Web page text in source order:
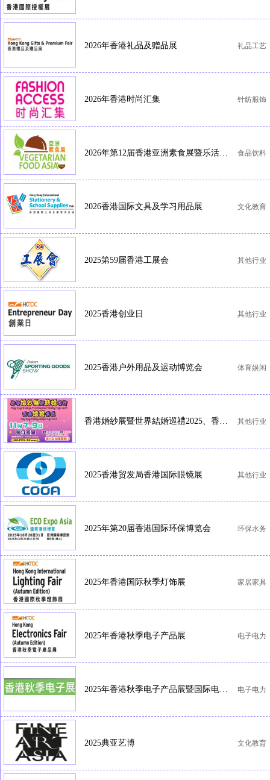
2026年香港礼品及赠品展 礼品工艺
2026年香港时尚汇集 针纺服饰
2026年第12届香港亚洲素食展暨乐活博览 食品饮料
2026香港国际文具及学习用品展 文化教育
2025第59届香港工展会 其他行业
2025香港创业日 其他行业
2025香港户外用品及运动博览会 体育娱闲
香港婚紗展暨世界結婚巡禮2025、香港婚宴展暨結婚用品博覽2025 其他行业
2025香港贸发局香港国际眼镜展 其他行业
2025年第20届香港国际环保博览会 环保水务
2025年香港国际秋季灯饰展 家居家具
2025年香港秋季电子产品展 电子电力
2025年香港秋季电子产品展暨国际电子组件及生产技术展 电子电力
2025典亚艺博 文化教育